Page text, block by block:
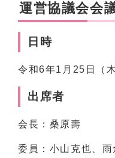
運営協議会会
日時
令和6年1月25日（
出席者
会長：桑原壽
委員：小山克也、雨